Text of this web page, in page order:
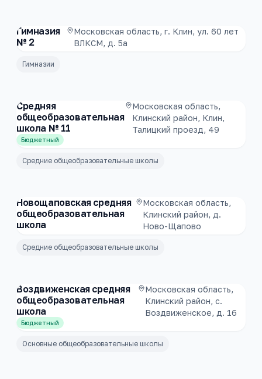
Гимназия
№ 2
Московская область, г. Клин, ул. 60 лет
ВЛКСМ, д. 5а
Гимназии
Средняя
общеобразовательная
школа № 11
Бюджетный
Московская область,
Клинский район, Клин,
Талицкий проезд, 49
Средние общеобразовательные школы
Новощаповская средняя
общеобразовательная
школа
Московская область,
Клинский район, д.
Ново-Щапово
Средние общеобразовательные школы
Воздвиженская средняя
общеобразовательная
школа
Бюджетный
Московская область,
Клинский район, с.
Воздвиженское, д. 16
Основные общеобразовательные школы